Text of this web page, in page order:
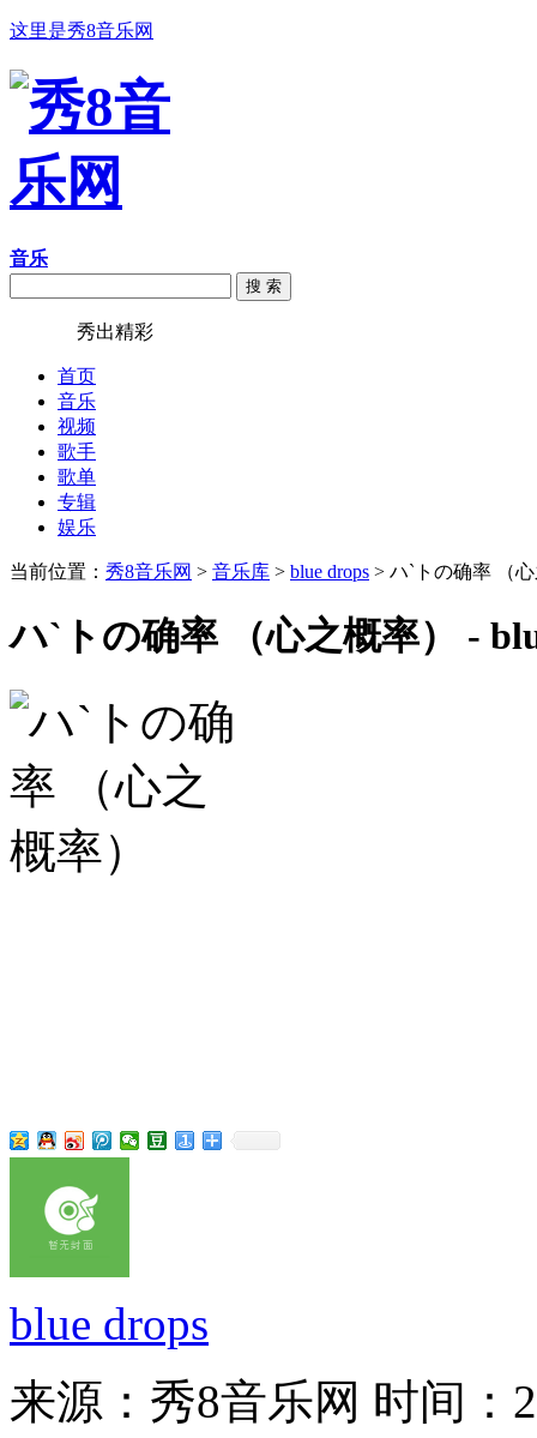
这里是秀8音乐网
音乐
搜 索
秀出精彩
首页
音乐
视频
歌手
歌单
专辑
娱乐
当前位置： 秀8音乐网 > 音乐库 > blue drops > ハ`トの确率 （
ハ`トの确率 （心之概率） -
blue drops
来源：秀8音乐网 时间：